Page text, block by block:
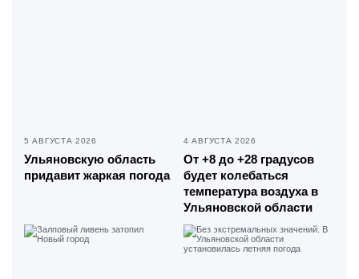
5 АВГУСТА 2026
Ульяновскую область
придавит жаркая погода
4 АВГУСТА 2026
От +8 до +28 градусов
будет колебаться
температура воздуха в
Ульяновской области